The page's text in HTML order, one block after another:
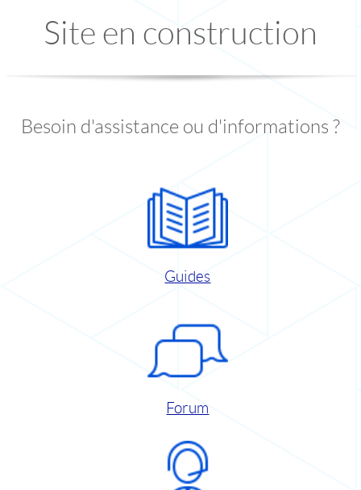
Site en construction
Besoin d'assistance ou d'informations ?
Guides
Forum